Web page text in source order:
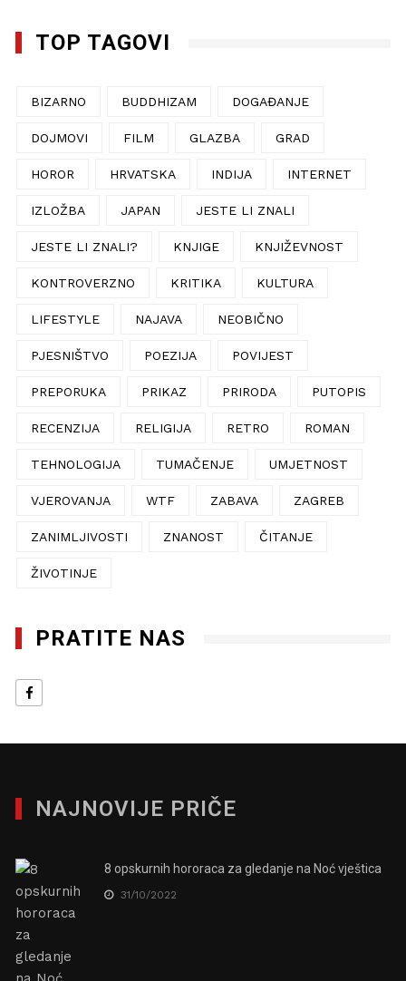
TOP TAGOVI
BIZARNO BUDDHIZAM DOGAĐANJE
DOJMOVI FILM GLAZBA GRAD
HOROR HRVATSKA INDIJA INTERNET
IZLOŽBA JAPAN JESTE LI ZNALI
JESTE LI ZNALI? KNJIGE KNJIŽEVNOST
KONTROVERZNO KRITIKA KULTURA
LIFESTYLE NAJAVA NEOBIČNO
PJESNIŠTVO POEZIJA POVIJEST
PREPORUKA PRIKAZ PRIRODA PUTOPIS
RECENZIJA RELIGIJA RETRO ROMAN
TEHNOLOGIJA TUMAČENJE UMJETNOST
VJEROVANJA WTF ZABAVA ZAGREB
ZANIMLJIVOSTI ZNANOST ČITANJE
ŽIVOTINJE
PRATITE NAS
NAJNOVIJE PRIČE
8 opskurnih hororaca za gledanje na Noć vještica
31/10/2022